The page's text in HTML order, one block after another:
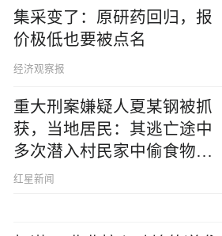
集采变了：原研药回归，报
价极低也要被点名
经济观察报
重大刑案嫌疑人夏某钢被抓
获，当地居民：其逃亡途中
多次潜入村民家中偷食物被
发现
红星新闻